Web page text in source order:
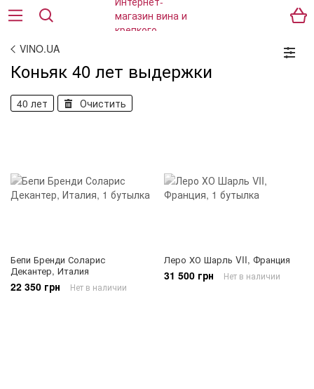
VINO.UA
Коньяк 40 лет выдержки
40 лет Очистить
Бепи Бренди Соларис
Декантер, Италия
22 350 грн Нет в наличии
Леро ХО Шарль VII, Франция
31 500 грн Нет в наличии